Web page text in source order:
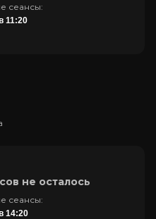
сеансы:
11:20
не осталось
сеансы:
14:20